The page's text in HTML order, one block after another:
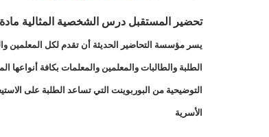
تحضير المستقبل درس الشخصية المثالية مادة
يسر مؤسسة التحاضير الحديثة أن تقدم لكل المعلمين
الطلبة والطالبات والمعلمين والمعلمات بكافة
التوضيحية من البوربوينت التي تساعد الطلبة على
الأسرية